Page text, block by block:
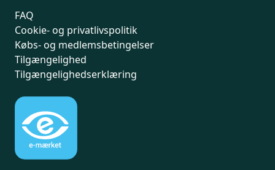
FAQ
Cookie- og privatlivspolitik
Købs- og medlemsbetingelser
Tilgængelighed
Tilgængelighedserklæring